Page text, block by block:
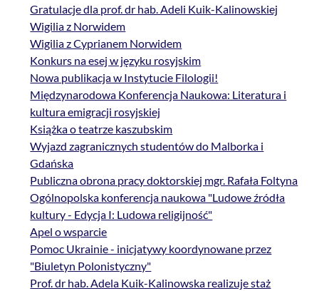
Gratulacje dla prof. dr hab. Adeli Kuik-Kalinowskiej
Wigilia z Norwidem
Wigilia z Cyprianem Norwidem
Konkurs na esej w języku rosyjskim
Nowa publikacja w Instytucie Filologii!
Międzynarodowa Konferencja Naukowa: Literatura i
kultura emigracji rosyjskiej
Książka o teatrze kaszubskim
Wyjazd zagranicznych studentów do Malborka i
Gdańska
Publiczna obrona pracy doktorskiej mgr. Rafała Foltyna
Ogólnopolska konferencja naukowa "Ludowe źródła
kultury - Edycja I: Ludowa religijność"
Apel o wsparcie
Pomoc Ukrainie - inicjatywy koordynowane przez
"Biuletyn Polonistyczny"
Prof. dr hab. Adela Kuik-Kalinowska realizuje staż